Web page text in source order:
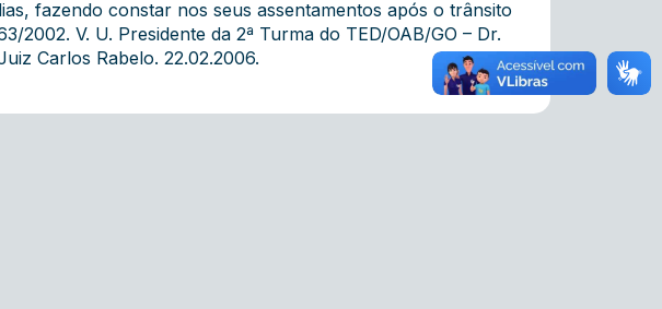
fazendo constar nos seus assentamentos após o trânsito
2002. V. U. Presidente da 2ª Turma do TED/OAB/GO – Dr.
Carlos Rabelo. 22.02.2006.